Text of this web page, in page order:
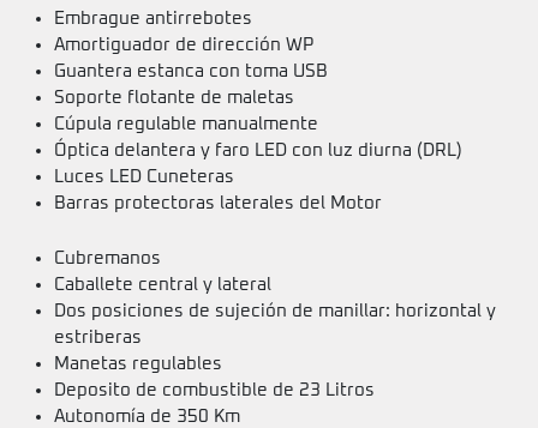
Embrague antirrebotes
Amortiguador de dirección WP
Guantera estanca con toma USB
Soporte flotante de maletas
Cúpula regulable manualmente
Óptica delantera y faro LED con luz diurna (DRL)
Luces LED Cuneteras
Barras protectoras laterales del Motor
Cubremanos
Caballete central y lateral
Dos posiciones de sujeción de manillar: horizontal y
estriberas
Manetas regulables
Deposito de combustible de 23 Litros
Autonomía de 350 Km